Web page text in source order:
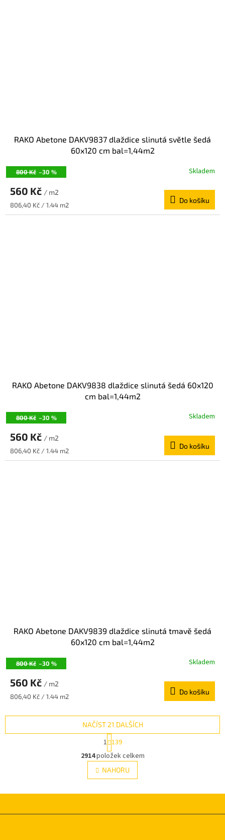
800 Kč –30 %
RAKO Abetone DAKV9837 dlaždice slinutá světle šedá
60x120 cm bal=1,44m2
Skladem
560 Kč / m2
Měrná
cena:
806,40 Kč / 1.44 m2
Do košíku
800 Kč –30 %
RAKO Abetone DAKV9838 dlaždice slinutá šedá 60x120
cm bal=1,44m2
Skladem
560 Kč / m2
Měrná
cena:
806,40 Kč / 1.44 m2
Do košíku
800 Kč –30 %
RAKO Abetone DAKV9839 dlaždice slinutá tmavě šedá
60x120 cm bal=1,44m2
Skladem
560 Kč / m2
Měrná
806,40 Kč / 1.44 m2
Do košíku
O
v
l
á
í
NAČÍST 21 DALŠÍCH
t
r
á
n
k
n
1 139
2914položek celkem
NAHORU